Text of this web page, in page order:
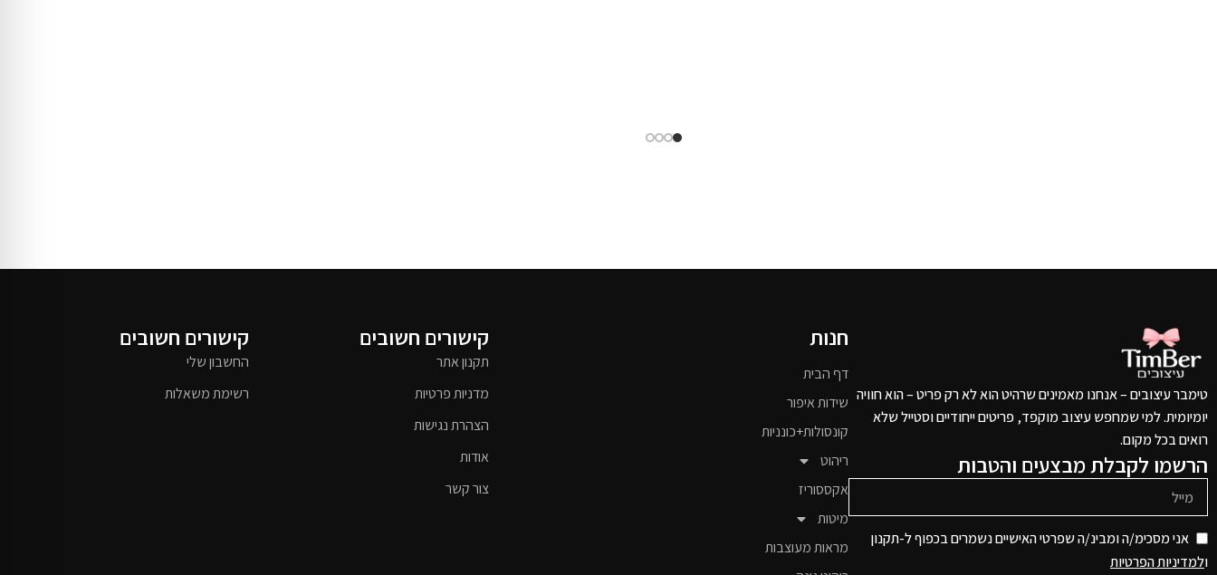
טימבר עיצובים – אנחנו מאמינים שרהיט הוא לא רק פריט – הוא חוויה
יומיומית. למי שמחפש עיצוב מוקפד, פריטים ייחודיים וסטייל שלא
רואים בכל מקום.
הרשמו לקבלת מבצעים והטבות
אני מסכימ/ה ומבינ/ה שפרטי האישיים נשמרים בכפוף ל-תקנון
ולמדיניות הפרטיות
חנות
דף הבית
שידות איפור
קונסולות+כונניות
ריהוט
אקססוריז
מיטות
מראות מעוצבות
קישורים חשובים
תקנון אתר
מדניות פרטיות
הצהרת נגישות
אודות
צור קשר
קישורים חשובים
החשבון שלי
רשימת משאלות